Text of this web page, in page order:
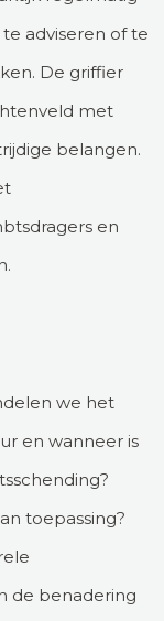
adviseren of te
De griffier
met
belangen.
en
we het
en wanneer is
toepassing?
de benadering